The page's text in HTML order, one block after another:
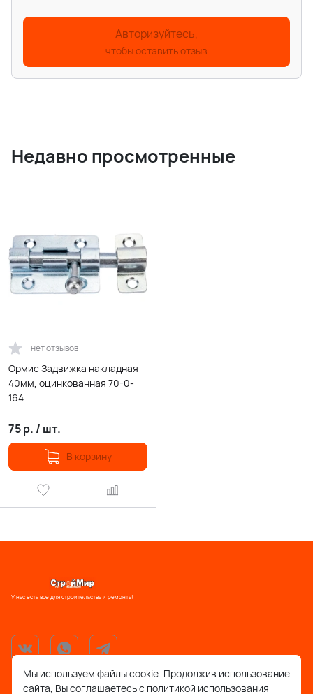
Авторизуйтесь,
чтобы оставить отзыв
Недавно просмотренные
нет отзывов
Ормис Задвижка накладная
40мм, оцинкованная 70-0-
164
75р. / шт.
В корзину
У нас есть все для строительства и ремонта!
Мы используем файлы cookie. Продолжив использование
сайта, Вы соглашаетесь с политикой использования